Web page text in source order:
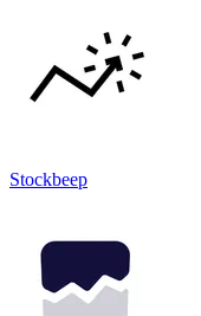
Stockbeep